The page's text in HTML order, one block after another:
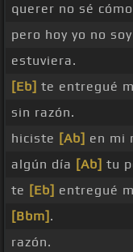
querer no sé cómo
pero hoy yo no
estuviera.
[Eb] te entregué
sin razón.
hiciste [Ab] en mi
algún día [Ab] tu
te [Eb] entregué
[Bbm] .
razón.